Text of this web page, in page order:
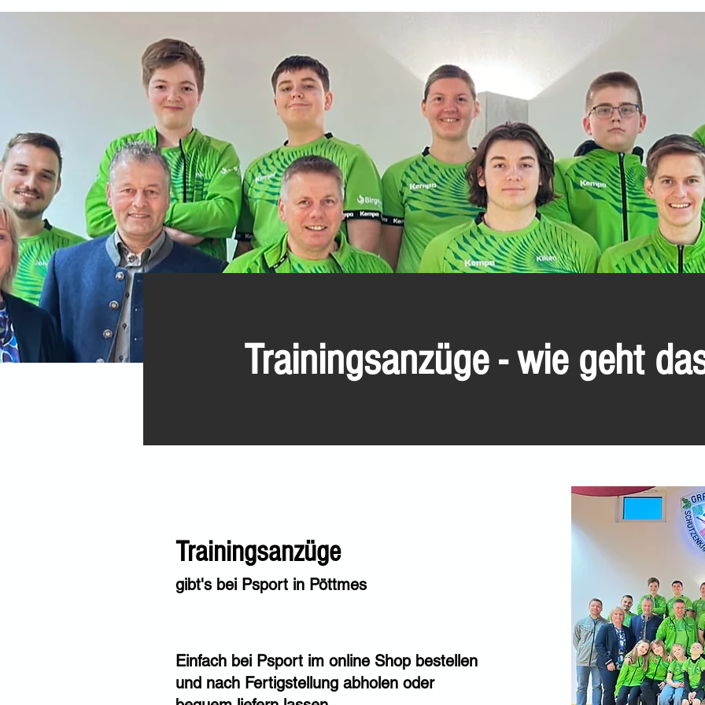
Trainingsanzüge - wie geht
Trainingsanzüge
gibt's bei Psport in Pöttmes
Einfach bei Psport im online Shop bestellen
und nach Fertigstellung abholen oder